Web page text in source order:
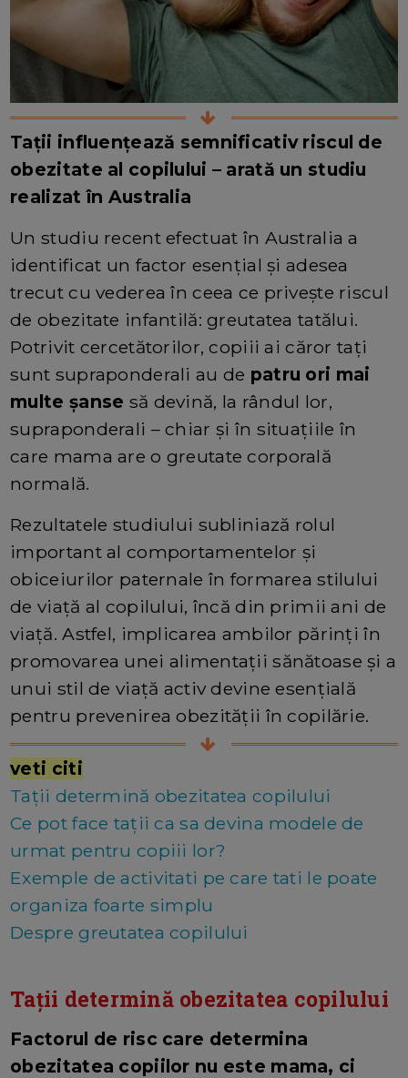
Tații influențează semnificativ riscul de
obezitate al copilului – arată un studiu
realizat în Australia
Un studiu recent efectuat în Australia a
identificat un factor esențial și adesea
trecut cu vederea în ceea ce privește riscul
de obezitate infantilă: greutatea tatălui.
Potrivit cercetătorilor, copiii ai căror tați
sunt supraponderali au de patru ori mai
multe șanse să devină, la rândul lor,
supraponderali – chiar și în situațiile în
care mama are o greutate corporală
normală.
Rezultatele studiului subliniază rolul
important al comportamentelor și
obiceiurilor paternale în formarea stilului
de viață al copilului, încă din primii ani de
viață. Astfel, implicarea ambilor părinți în
promovarea unei alimentații sănătoase și a
unui stil de viață activ devine esențială
pentru prevenirea obezității în copilărie.
veti citi
Tații determină obezitatea copilului
Ce pot face tații ca sa devina modele de
urmat pentru copiii lor?
Exemple de activitati pe care tati le poate
organiza foarte simplu
Despre greutatea copilului
Tații determină obezitatea copilului
Factorul de risc care determina
obezitatea copiilor nu este mama, ci